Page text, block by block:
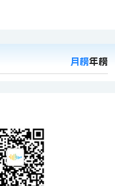
月榜年榜